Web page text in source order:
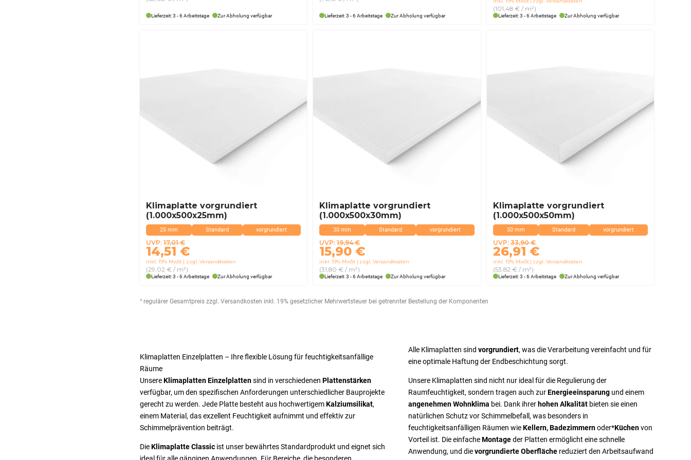
97,50 €
76,90 €.
Lieferzeit: 3 - 6 Arbeitstage Zur Abholung verfügbar
116,50 €
92,90 €.
Lieferzeit: 3 - 6 Arbeitstage Zur Abholung verfügbar
war:
74,51 €
ist:
61,90 €.
(101,48 € / m²)
Lieferzeit: 3 - 6 Arbeitstage Zur Abholung verfügbar
25 mm Standard vorgrundiert
Klimaplatte vorgrundiert
(1.000x500x25mm)
UVP: 17,01€
Ursprünglicher
Preis
war:
17,01 €
14,51 €
Aktueller
Preis
ist:
14,51 €.
inkl. 19% MwSt zzgl. Versandkosten
(29,02 € / m²)
Lieferzeit: 3 - 6 Arbeitstage Zur Abholung verfügbar
30 mm Standard vorgrundiert
Klimaplatte vorgrundiert
(1.000x500x30mm)
UVP: 19,94€
Ursprünglicher
Preis
war:
19,94 €
15,90 €
Aktueller
Preis
ist:
15,90 €.
inkl. 19% MwSt zzgl. Versandkosten
(31,80 € / m²)
Lieferzeit: 3 - 6 Arbeitstage Zur Abholung verfügbar
50 mm Standard vorgrundiert
Klimaplatte vorgrundiert
(1.000x500x50mm)
UVP:33,90€
Ursprünglicher
Preis
war:
33,90 €
26,91 €
Aktueller
Preis
ist:
26,91 €.
inkl. 19% MwSt zzgl. Versandkosten
(53,82 € / m²)
Lieferzeit: 3 - 6 Arbeitstage Zur Abholung verfügbar
¹ regulärer Gesamtpreis zzgl. Versandkosten inkl. 19% gesetzlicher Mehrwertsteuer bei getrennter Bestellung der Komponenten
Klimaplatten Einzelplatten – Ihre flexible Lösung für feuchtigkeitsanfällige
Räume
UnsereKlimaplatten Einzelplattensind in verschiedenen Plattenstärken
verfügbar, um den spezifischen Anforderungen unterschiedlicher Bauprojekte
gerecht zu werden. Jede Platte besteht aus hochwertigemKalziumsilikat,
einem Material, das exzellent Feuchtigkeit aufnimmt und effektiv zur
Schimmelprävention beiträgt.
DieKlimaplatte Classic ist unser bewährtes Standardprodukt und eignet sich
Alle Klimaplatten sind vorgrundiert, was die Verarbeitung vereinfacht und für
eine optimale Haftung der Endbeschichtung sorgt.
Unsere Klimaplatten sind nicht nur ideal für die Regulierung der
Raumfeuchtigkeit, sondern tragen auch zurEnergieeinsparung und einem
angenehmen Wohnklima bei. Dank ihrer hohen Alkalität bieten sie einen
natürlichen Schutz vor Schimmelbefall, was besonders in
feuchtigkeitsanfälligen Räumen wieKellern, Badezimmernoder*Küchenvon
Vorteil ist. Die einfacheMontageder Platten ermöglicht eine schnelle
Anwendung, und dievorgrundierte Oberfläche reduziert den Arbeitsaufwand